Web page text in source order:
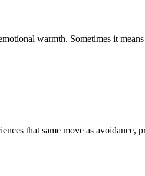
warmth. Sometimes it
that same move as avoidance,